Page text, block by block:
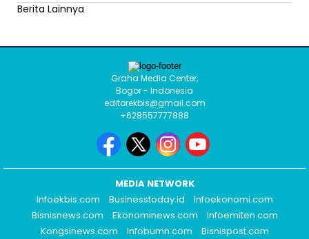
Berita Lainnya
Graha Media Center,
Bogor - Indonesia
editorekbis@gmail.com
+628557777888
MEDIA NETWORK
Infoekbis.com
Businesstoday.id
Infoekonomi.com
Bisnisnews.com
Ekonominews.com
Infoemiten.com
Kongsinews.com
Infobumn.com
Bisnispost.com